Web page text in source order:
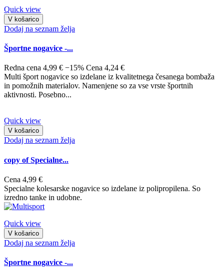
Quick view
V košarico
Dodaj na seznam želja
Športne nogavice -...
Redna cena 4,99 € −15% Cena 4,24 €
Multi šport nogavice so izdelane iz kvalitetnega česanega bombaža
in pomožnih materialov. Namenjene so za vse vrste športnih
aktivnosti. Posebno...
Quick view
V košarico
Dodaj na seznam želja
copy of Specialne...
Cena 4,99 €
Specialne kolesarske nogavice so izdelane iz polipropilena. So
izredno tanke in udobne.
Quick view
V košarico
Dodaj na seznam želja
Športne nogavice -...